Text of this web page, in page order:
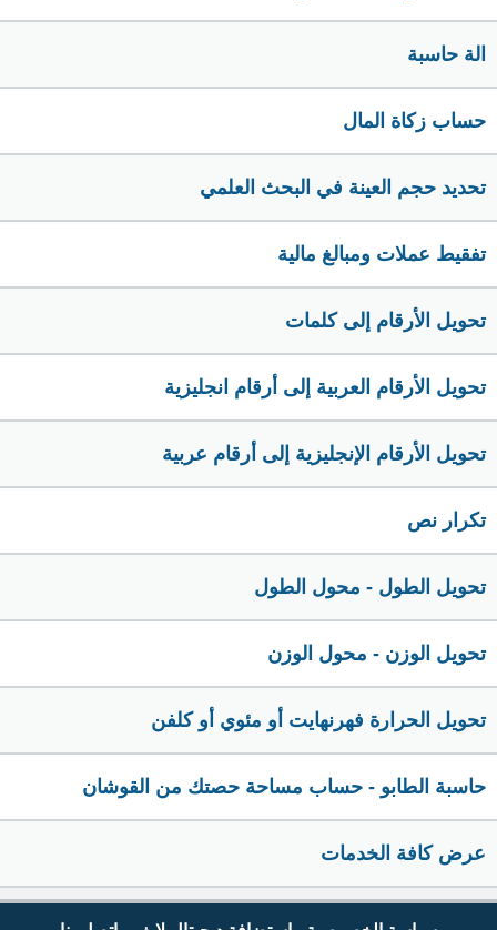
الة حاسبة
حساب زكاة المال
تحديد حجم العينة في البحث العلمي
تفقيط عملات ومبالغ مالية
تحويل الأرقام إلى كلمات
تحويل الأرقام العربية إلى أرقام انجليزية
تحويل الأرقام الإنجليزية إلى أرقام عربية
تكرار نص
تحويل الطول - محول الطول
تحويل الوزن - محول الوزن
تحويل الحرارة فهرنهايت أو مئوي أو كلفن
حاسبة الطابو - حساب مساحة حصتك من القوشان
عرض كافة الخدمات